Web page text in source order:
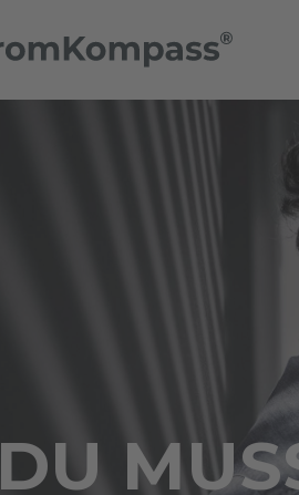
DU